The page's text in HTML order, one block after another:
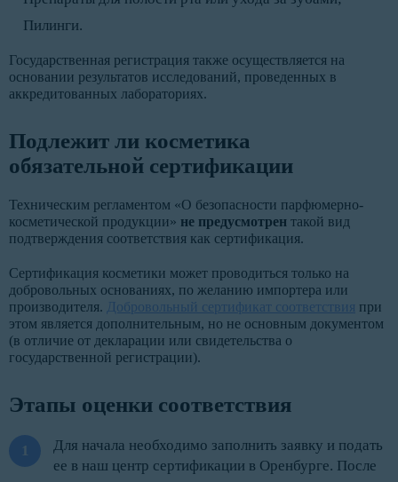
Пилинги.
Государственная регистрация также осуществляется на
основании результатов исследований, проведенных в
аккредитованных лабораториях.
Подлежит ли косметика
обязательной сертификации
Техническим регламентом «О безопасности парфюмерно-
косметической продукции» не предусмотрен такой вид
подтверждения соответствия как сертификация.
Сертификация косметики может проводиться только на
добровольных основаниях, по желанию импортера или
производителя. Добровольный сертификат соответствия при
этом является дополнительным, но не основным документом
(в отличие от декларации или свидетельства о
государственной регистрации).
Этапы оценки соответствия
Для начала необходимо заполнить заявку и подать
ее в наш центр сертификации в Оренбурге. После